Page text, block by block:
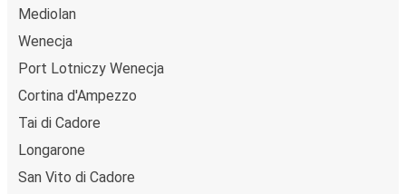
Mediolan
Wenecja
Port Lotniczy Wenecja
Cortina d'Ampezzo
Tai di Cadore
Longarone
San Vito di Cadore